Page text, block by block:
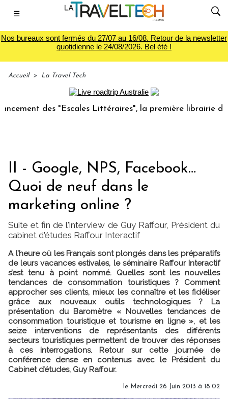
☰
Nos bureaux sont fermés du 27/07 au 16/08. Retour de la newsletter
quotidienne le 24/08/2026. Bel été !
Accueil > La Travel Tech
des "Escales Littéraires", la première librairie du voyage
II - Google, NPS, Facebook…
Quoi de neuf dans le
marketing online ?
Suite et fin de l'interview de Guy Raffour, Président du
cabinet d'études Raffour Interactif
A l’heure où les Français sont plongés dans les préparatifs
de leurs vacances estivales, le séminaire Raffour Interactif
s’est tenu à point nommé. Quelles sont les nouvelles
tendances de consommation touristiques ? Comment
approcher ses clients, mieux les connaître et les fidéliser
grâce aux nouveaux outils technologiques ? La
présentation du Baromètre « Nouvelles tendances de
consommation touristique et tourisme en ligne », et les
seize interventions de représentants des différents
secteurs touristiques permettent de trouver des réponses
à ces interrogations. Retour sur cette journée de
conférence dense en contenus avec le Président du
Cabinet d’études, Guy Raffour.
le Mercredi 26 Juin 2013 à 18:02